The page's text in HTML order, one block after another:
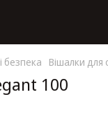
безпека Вішалки для
100